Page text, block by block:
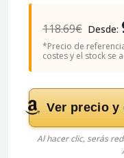
118.69€ Desde:
*Precio de
costes y el stock se
Ver precio
Al hacer clic, serás